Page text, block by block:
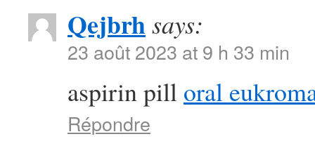
Qejbrhsays:
23 août 2023 at 9 h 33 min
aspirin pill oral
Répondre